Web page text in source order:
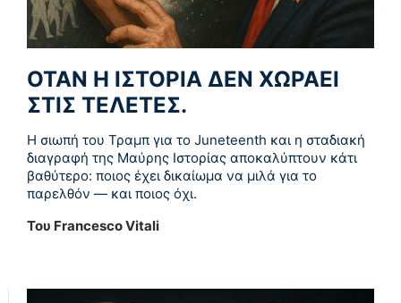
ΌΤΑΝ Η ΙΣΤΟΡΊΑ ΔΕΝ ΧΩΡΆΕΙ
ΣΤΙΣ ΤΕΛΕΤΈΣ.
Η σιωπή του Τραμπ για το Juneteenth και η σταδιακή
διαγραφή της Μαύρης Ιστορίας αποκαλύπτουν κάτι
βαθύτερο: ποιος έχει δικαίωμα να μιλά για το
παρελθόν — και ποιος όχι.
Του Francesco Vitali